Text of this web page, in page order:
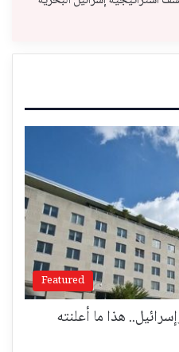
Featured
هذا ما أعلنته